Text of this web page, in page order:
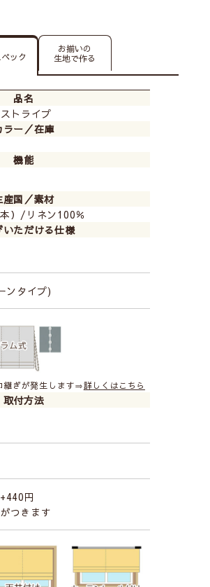
ック
お揃いの
生地で作る
品名
トライプ
ラー／在庫
機能
産国／素材
）/リネン100％
いただける仕様
ンタイプ)
継ぎが発生します⇒詳しくはこちら
取付方法
円
つきます